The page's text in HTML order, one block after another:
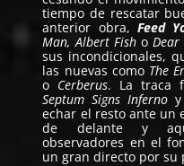
tiempo de rescatar
anterior obra,Feed
Man, Albert Fish oDear
sus incondicionales,
las nuevas como The
o Cerberus. La traca
Septum Signs Inferno y
echar el resto ante un
de delante y
observadores en el
un gran directo por su